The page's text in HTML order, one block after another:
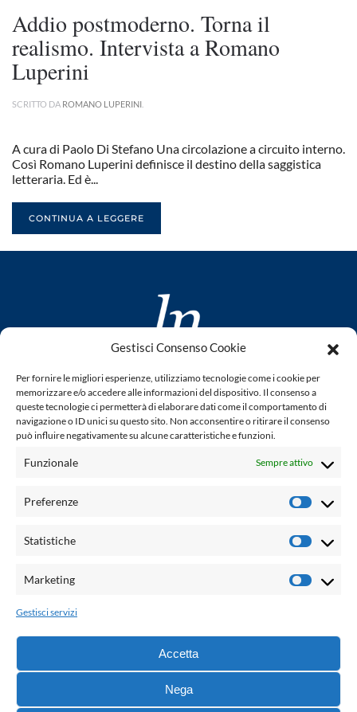
Gestisci Consenso Cookie
Per fornire le migliori esperienze, utilizziamo tecnologie come i cookie per
memorizzare e/o accedere alle informazioni del dispositivo. Il consenso a
queste tecnologie ci permetterà di elaborare dati come il comportamento di
navigazione o ID unici su questo sito. Non acconsentire o ritirare il consenso
può influire negativamente su alcune caratteristiche e funzioni.
Funzionale Sempre attivo
Preferenze
Statistiche
Marketing
Gestisci servizi
Accetta
Nega
Addio postmoderno. Torna il
realismo. Intervista a Romano
Luperini
SCRITTO DA ROMANO LUPERINI
A cura di Paolo Di Stefano Una circolazione a circuito interno.
Così Romano Luperini definisce il destino della saggistica
letteraria. Ed è...
CONTINUA A LEGGERE
www.laletteraturaenoi.it
fondato da Romano Luperini
Questo blog non rappresenta una testata giornalistica in
quanto viene aggiornato senza alcuna periodicità. Non può
legge n° 62 del 7.03.2001. L'autore non è responsabile per
email:
Grafica e web:Salvatore Leto